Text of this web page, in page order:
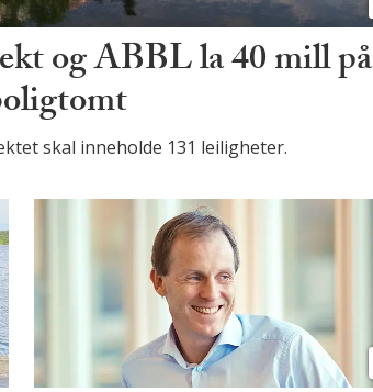
og ABBL la 40 mill på
skal inneholde 131 leiligheter.